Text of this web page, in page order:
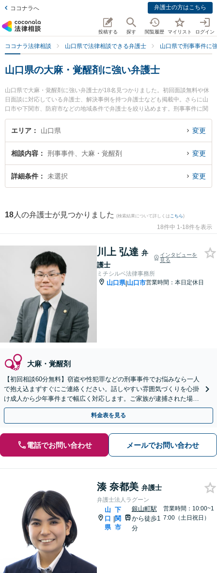
ココナラへ 弁護士の方はこちら
投稿する 探す 閲覧履歴 マイリスト ログイン
ココナラ法律相談 山口県で法律相談できる弁護士 山口県で刑事事件に
山口県の大麻・覚醒剤に強い弁護士
山口県で大麻・覚醒剤に強い弁護士が18名見つかりました。初回面談無料や休
日面談に対応している弁護士、解決事例を持つ弁護士なども掲載中。さらに山
口市や下関市、防府市などの地域条件で弁護士を絞り込めます。刑事事件に関
係する加害者側や少年事件、再犯・前科あり等の細かな分野での絞り込み検索
もでき便利です。特にミチシルベ法律事務所の川上 弘達弁護士や弁護士法人ラ
口県で土日や夜間に発生した大麻・覚醒剤のトラブルを今すぐに弁護士に相談
したい』『大麻・覚醒剤のトラブル解決の実績豊富な近くの弁護士を検索した
い』『初回相談無料で大麻・覚醒剤を法律相談できる山口県内の弁護士に相談
エリア 山口県 変更
相談内容 刑事事件、大麻・覚醒剤 変更
詳細条件 未選択 変更
18 人の弁護士が見つかりました (検索結果について詳しくは こちら)
18件中 1-18件を表示
川上 弘達 弁
護士
インタビューを
見る
ミチシルベ法律事務所
山口県|山口市営業時間：本日定休日
大麻・覚醒剤
【初回相談60分無料】窃盗や性犯罪などの刑事事件でお悩みなら一人
で抱え込まずすぐにご連絡ください。話しやすい雰囲気づくりを心掛
け成人から少年事件まで幅広く対応します。ご家族が逮捕された場合
も迅速にサポート。【web面談可能】
料金表を見る
電話でお問い合わせ メールでお問い合わせ
湊 奈都美 弁護士
弁護士法人ラグーン
山
口
県
|
下
関
市
銀山町駅
から徒歩1
分
営業時間：10:00~1
7:00（土日祝日）